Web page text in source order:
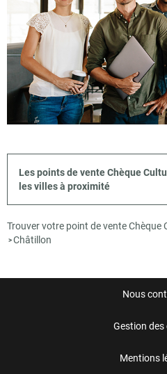
Les points de vente Chèque
les villes à proximité
Trouver votre point de vente Chèque
>Châtillon
Nous
Gestion des
Mentions